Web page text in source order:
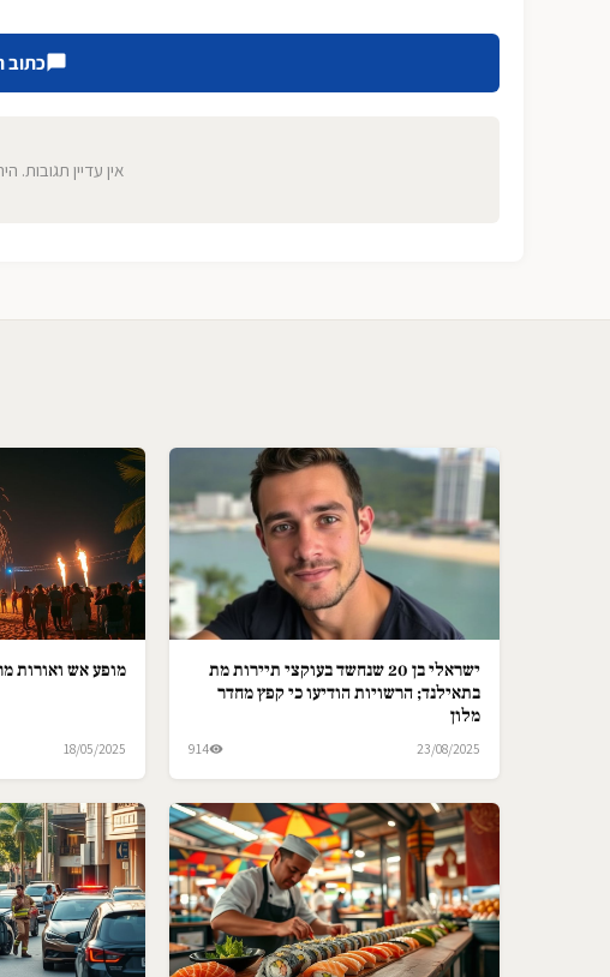
כתוב
אין עדיין תגובות.
ישראלי בן 20 שנחשד בעוקצי תיירות מת
בתאילנד; הרשויות הודיעו כי קפץ מחדר
מלון
23/08/2025
914
מופע אש ואורות
18/05/2025